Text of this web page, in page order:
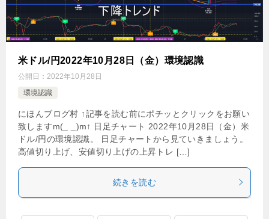
米ドル/円2022年10月28日（金）環境認識
公開日： 2022年10月28日
環境認識
にほんブログ村 ↑記事を読む前にポチッとクリックをお願い
致しますm(_ _)m↑ 日足チャート 2022年10月28日（金）米
ドル/円の環境認識。 日足チャートから見ていきましょう。
高値切り上げ、安値切り上げの上昇トレ […]
続きを読む